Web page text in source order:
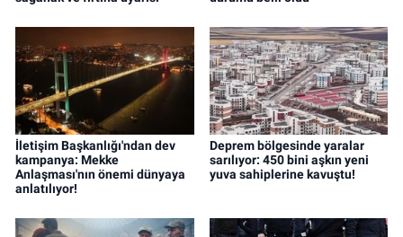
İletişim Başkanlığı'ndan dev
kampanya: Mekke
Anlaşması'nın önemi dünyaya
anlatılıyor!
Deprem bölgesinde yaralar
sarılıyor: 450 bini aşkın yeni
yuva sahiplerine kavuştu!